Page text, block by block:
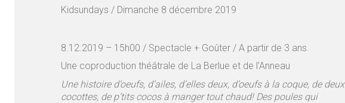
Kidsundays / Dimanche 8 décembre 2019
8.12.2019 – 15h00 / Spectacle + Goûter / A partir de 3 ans.
Une coproduction théâtrale de La Berlue et de l’Anneau
Une histoire d’oeufs, d’ailes, d’elles deux, d’oeufs à la coque, de deux
cocottes, de p’tits cocos à manger tout chaud! Des poules qui